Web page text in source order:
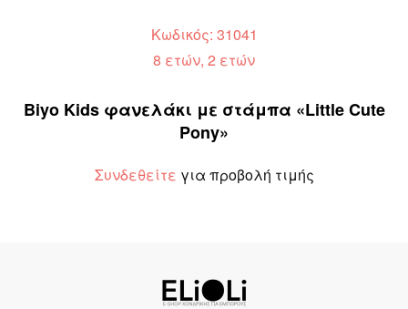
Κωδικός: 31041
8 ετών, 2 ετών
Biyo Kids φανελάκι με στάμπα «Little Cute
Pony»
Συνδεθείτε για προβολή τιμής